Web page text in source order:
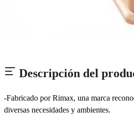
Descripción del
-Fabricado por Rimax, una marca
diversas necesidades y ambientes.